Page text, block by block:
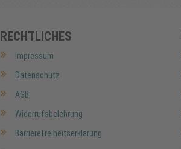
RECHTLICHES
Impressum
Datenschutz
AGB
Widerrufsbelehrung
Barrierefreiheitserklärung